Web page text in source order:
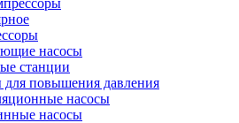
насосы
станции
для повышения давления
насосы
насосы